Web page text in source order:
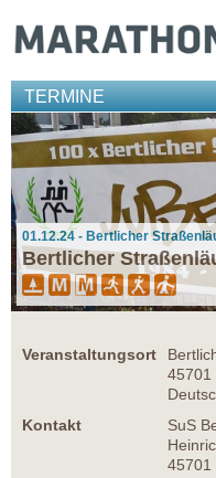
TERMINE
01.12.24 - Bertlicher
Bertlicher
Veranstaltungsort
45701
Kontakt
SuS
45701